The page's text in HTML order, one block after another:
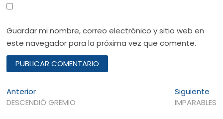
Guardar mi nombre, correo electrónico y sitio web en
este navegador para la próxima vez que comente.
Navegación
de
AnteriorEntrada
anterior:
DESCENDIÓ GRËMIO
Siguiente
IMPARABLES